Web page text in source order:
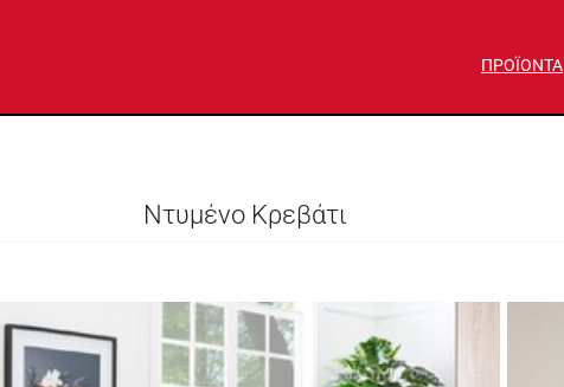
ΠΡΟΪΟΝΤΑ
Ντυμένο Κρεβάτι